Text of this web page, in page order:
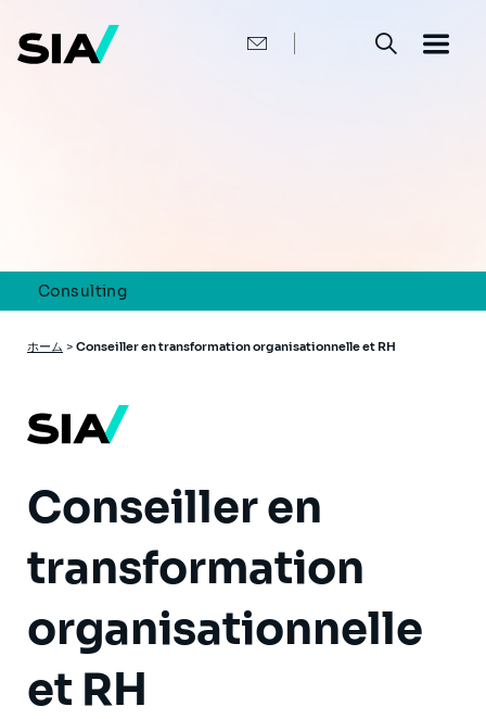
Consulting
パ
ず
ホーム > Conseiller en transformation organisationnelle et RH
Conseiller en
transformation
organisationnelle
et RH